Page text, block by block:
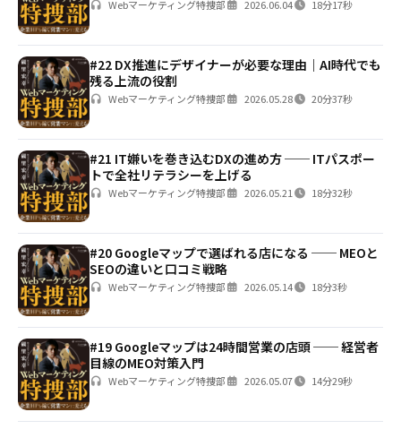
Webマーケティング特捜部 2026.06.04 18分17秒
#22 DX推進にデザイナーが必要な理由｜AI時代でも
残る上流の役割
Webマーケティング特捜部 2026.05.28 20分37秒
#21 IT嫌いを巻き込むDXの進め方 ── ITパスポー
トで全社リテラシーを上げる
Webマーケティング特捜部 2026.05.21 18分32秒
#20 Googleマップで選ばれる店になる ── MEOと
SEOの違いと口コミ戦略
Webマーケティング特捜部 2026.05.14 18分3秒
#19 Googleマップは24時間営業の店頭 ── 経営者
目線のMEO対策入門
Webマーケティング特捜部 2026.05.07 14分29秒